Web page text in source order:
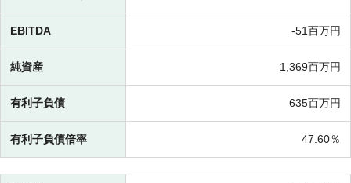
EBITDA -51百万円
純資産 1,369百万円
有利子負債 635百万円
有利子負債倍率 47.60％